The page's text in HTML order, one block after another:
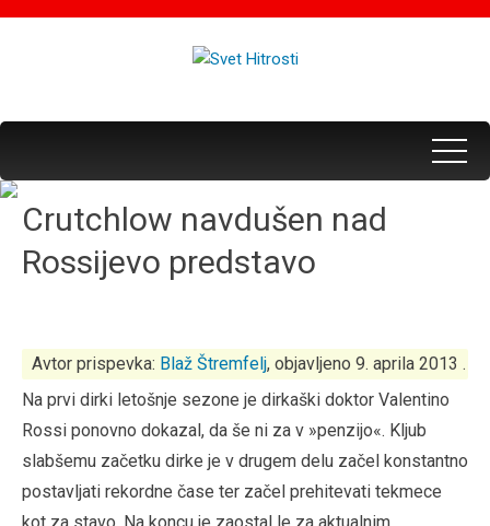
Crutchlow navdušen nad
Rossijevo predstavo
Avtor prispevka: Blaž Štremfelj, objavljeno 9. aprila 2013 .
Na prvi dirki letošnje sezone je dirkaški doktor Valentino
Rossi ponovno dokazal, da še ni za v »penzijo«. Kljub
slabšemu začetku dirke je v drugem delu začel konstantno
postavljati rekordne čase ter začel prehitevati tekmece